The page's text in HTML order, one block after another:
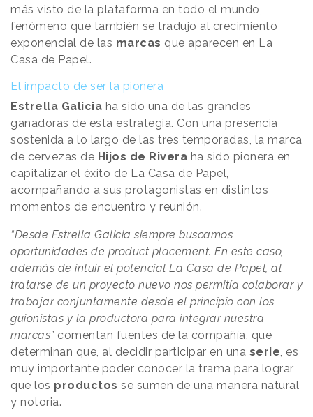
más visto de la plataforma en todo el mundo,
fenómeno que también se tradujo al crecimiento
exponencial de las marcas que aparecen en La
Casa de Papel.
El impacto de ser la pionera
Estrella Galicia ha sido una de las grandes
ganadoras de esta estrategia. Con una presencia
sostenida a lo largo de las tres temporadas, la marca
de cervezas de Hijos de Rivera ha sido pionera en
capitalizar el éxito de La Casa de Papel,
acompañando a sus protagonistas en distintos
momentos de encuentro y reunión.
“Desde Estrella Galicia siempre buscamos
oportunidades de product placement. En este caso,
además de intuir el potencial La Casa de Papel, al
tratarse de un proyecto nuevo nos permitía colaborar y
trabajar conjuntamente desde el principio con los
guionistas y la productora para integrar nuestra
marcas”comentan fuentes de la compañía, que
determinan que, al decidir participar en una serie, es
muy importante poder conocer la trama para lograr
que los productos se sumen de una manera natural
y notoria.